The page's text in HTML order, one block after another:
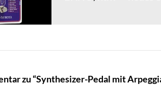
zu “Synthesizer-Pedal mit